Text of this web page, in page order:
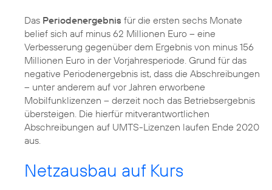
Das Periodenergebnis für die ersten sechs Monate
belief sich auf minus 62 Millionen Euro – eine
Verbesserung gegenüber dem Ergebnis von minus 156
Millionen Euro in der Vorjahresperiode. Grund für das
negative Periodenergebnis ist, dass die Abschreibungen
– unter anderem auf vor Jahren erworbene
Mobilfunklizenzen – derzeit noch das Betriebsergebnis
übersteigen. Die hierfür mitverantwortlichen
Abschreibungen auf UMTS-Lizenzen laufen Ende 2020
aus.
Netzausbau auf Kurs